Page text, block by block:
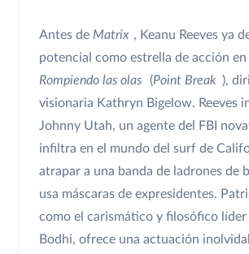
Antes de Matrix , Keanu Reeves ya
potencial como estrella de acción en
Rompiendo las olas
(Point Break ),
visionaria Kathryn Bigelow. Reeves
Johnny Utah, un agente del FBI
infiltra en el mundo del surf de
atrapar a una banda de ladrones de
usa máscaras de expresidentes.
como el carismático y filosófico líder
Bodhi, ofrece una actuación